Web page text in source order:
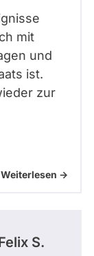
mit
und
ist.
zur
Weiterlesen ->
S.